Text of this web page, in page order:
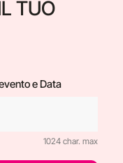
TUO
e Data
1024 char. max